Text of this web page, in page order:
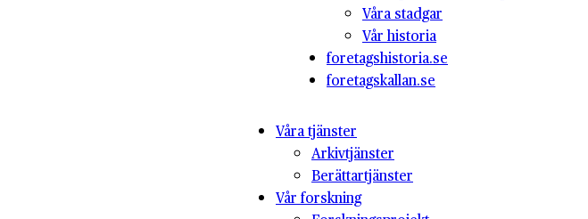
Våra stadgar
Vår historia
foretagshistoria.se
foretagskallan.se
Våra tjänster
Arkivtjänster
Berättartjänster
Vår forskning